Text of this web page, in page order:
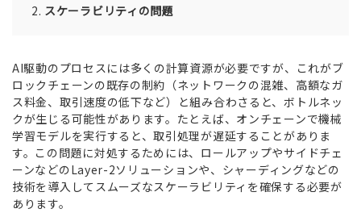
スケーラビリティの問題
AI駆動のプロセスには多くの計算資源が必要ですが、これがブ
ロックチェーンの既存の制約（ネットワークの混雑、高額なガ
ス料金、取引速度の低下など）と組み合わさると、ボトルネッ
クが生じる可能性があります。たとえば、オンチェーンで機械
学習モデルを実行すると、取引処理が遅延することがありま
す。この問題に対処するためには、ロールアップやサイドチェ
ーンなどのLayer-2ソリューションや、シャーディングなどの
技術を導入してスムーズなスケーラビリティを確保する必要が
あります。